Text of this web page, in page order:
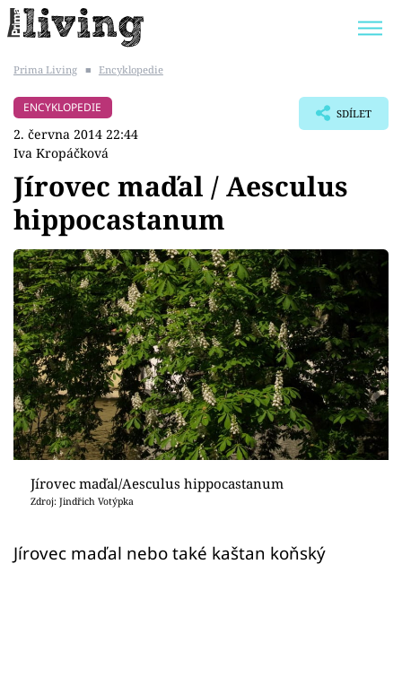
BYDLENÍ SLAVNÝCH
Témata
Bydlení
Zahrada
Design
Sledujte prima+
Přihlášení
Prima Living ■ Encyklopedie
ENCYKLOPEDIE
2. června 2014 22:44
Iva Kropáčková
SDÍLET
Jírovec maďal / Aesculus
hippocastanum
Jírovec maďal/Aesculus hippocastanum
Zdroj: Jindřich Votýpka
Jírovec maďal nebo také kaštan koňský